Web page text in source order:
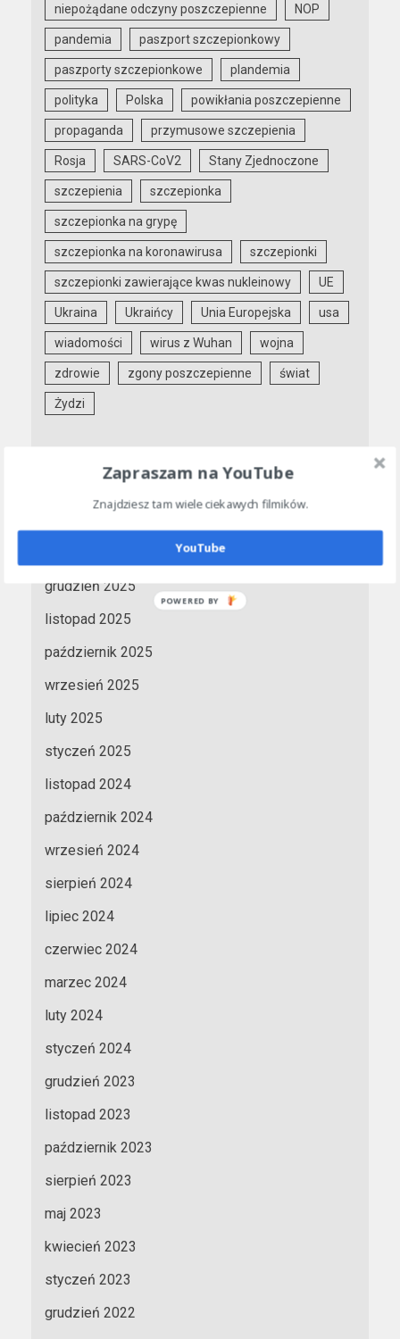
niepożądane odczyny poszczepienne NOP
pandemia paszport szczepionkowy
paszporty szczepionkowe plandemia
polityka Polska powikłania poszczepienne
propaganda przymusowe szczepienia
Rosja SARS-CoV2 Stany Zjednoczone
szczepienia szczepionka
szczepionka na grypę
szczepionka na koronawirusa szczepionki
szczepionki zawierające kwas nukleinowy UE
Ukraina Ukraińcy Unia Europejska usa
wiadomości wirus z Wuhan wojna
zdrowie zgony poszczepienne świat
Żydzi
ARCHIWUM
grudzień 2025
listopad 2025
październik 2025
wrzesień 2025
luty 2025
styczeń 2025
listopad 2024
październik 2024
wrzesień 2024
sierpień 2024
lipiec 2024
czerwiec 2024
marzec 2024
luty 2024
styczeń 2024
grudzień 2023
listopad 2023
październik 2023
sierpień 2023
maj 2023
kwiecień 2023
styczeń 2023
grudzień 2022
Zapraszam na YouTube
Znajdziesz tam wiele ciekawych filmików.
YouTube